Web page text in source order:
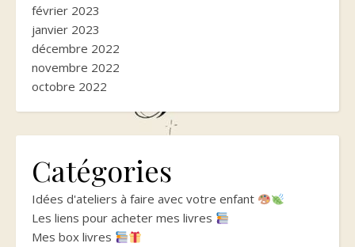
février 2023
janvier 2023
décembre 2022
novembre 2022
octobre 2022
Catégories
Idées d'ateliers à faire avec votre enfant
Les liens pour acheter mes livres
Mes box livres